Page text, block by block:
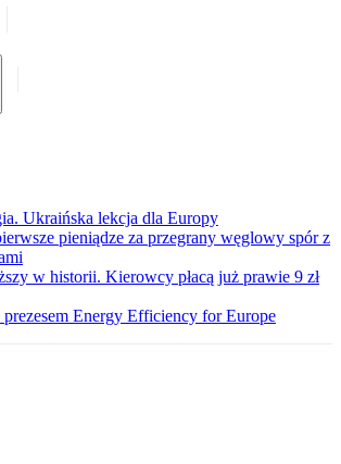
Ukraińska lekcja dla Europy
pieniądze za przegrany węglowy spór z
w historii. Kierowcy płacą już prawie 9 zł
Energy Efficiency for Europe